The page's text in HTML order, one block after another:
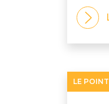
LE